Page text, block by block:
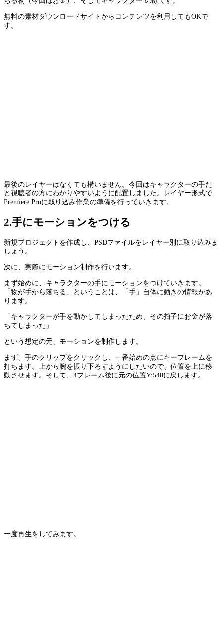
無料の素材ダウンロードサイトからコンテンツを利用してもOKで
す。
最後のレイヤーはなくても構いません。今回はキャラクターの手だ
と視聴者の方にわかりやすいように配置しました。レイヤー形式で
Premiere Proに取り込み作業の準備を行っていきます。
2.手にモーションをつける
新規プロジェクトを作成し、PSDファイルをレイヤー別に取り込みま
しょう。
次に、実際にモーション制作を行います。
まず始めに、キャラクターの手にモーションをつけていきます。
「物が手から落ちる」ということは、「手」自体に動きの情報があ
ります。
「キャラクターが手を動かしてしまったため、その拍子にお金が落
ちてしまった」
という想定の元、モーションを制作します。
まず、手のクリップをクリックし、一番始めの点にキーフレームを
打ちます。上から腕を振り下ろすようにしたいので、位置を上に移
動させます。そして、4フレーム後に元の位置Y:540に戻します。
一度再生をしてみます。